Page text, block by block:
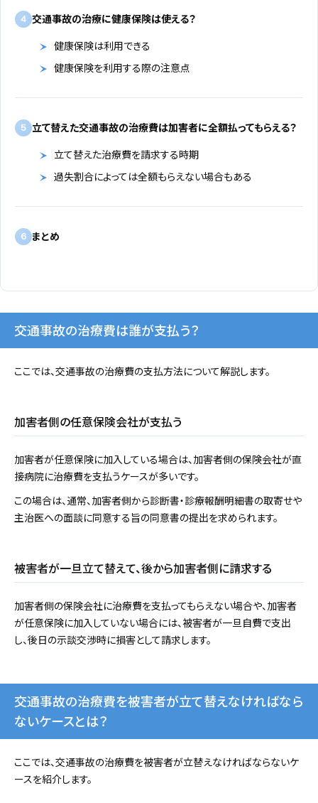
4 交通事故の治療に健康保険は使える？
健康保険は利用できる
健康保険を利用する際の注意点
5 立て替えた交通事故の治療費は加害者に全額払ってもらえる？
立て替えた治療費を請求する時期
過失割合によっては全額もらえない場合もある
6 まとめ
交通事故の治療費は誰が支払う？
ここでは、交通事故の治療費の支払方法について解説します。
加害者側の任意保険会社が支払う
加害者が任意保険に加入している場合は、加害者側の保険会社が直
接病院に治療費を支払うケースが多いです。
この場合は、通常、加害者側から診断書・診療報酬明細書の取寄せや
主治医への面談に同意する旨の同意書の提出を求められます。
被害者が一旦立て替えて、後から加害者側に請求する
加害者側の保険会社に治療費を支払ってもらえない場合や、加害者
が任意保険に加入していない場合には、被害者が一旦自費で支出
し、後日の示談交渉時に損害として請求します。
交通事故の治療費を被害者が立て替えなければなら
ないケースとは？
ここでは、交通事故の治療費を被害者が立替えなければならないケ
ースを紹介します。